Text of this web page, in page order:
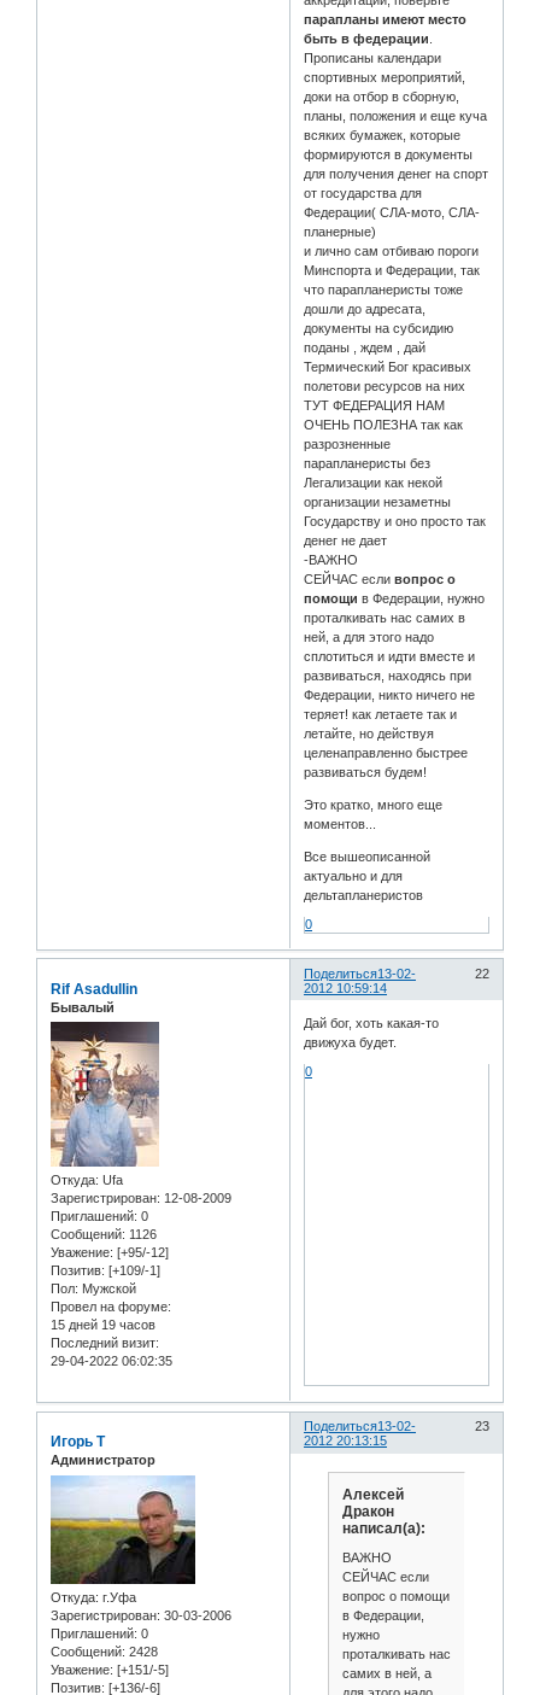
парапланы имеют место
быть в федерации
Прописаны календари
спортивных мероприятий,
доки на отбор в сборную,
планы, положения и еще куча
всяких бумажек, которые
формируются в документы
для получения денег на спорт
от государства для
Федерации( СЛА-мото, СЛА-
планерные)
и лично сам отбиваю пороги
Минспорта и Федерации, так
что парапланеристы тоже
дошли до адресата,
документы на субсидию
поданы , ждем , дай
Термический Бог красивых
полетови ресурсов на них
ТУТ ФЕДЕРАЦИЯ НАМ
ОЧЕНЬ ПОЛЕЗНА так как
разрозненные
парапланеристы без
Легализации как некой
организации незаметны
Государству и оно просто так
денег не дает
-ВАЖНО
СЕЙЧАС есливопрос о
помощи в Федерации, нужно
проталкивать нас самих в
ней, а для этого надо
сплотиться и идти вместе и
развиваться, находясь при
Федерации, никто ничего не
теряет! как летаете так и
летайте, но действуя
целенаправленно быстрее
развиваться будем!
Это кратко, много еще
моментов...
Все вышеописанной
актуально и для
дельтапланеристов
0
Поделиться 22
13-02-
2012 10:59:14
Rif Asadullin
Бывалый
Откуда: Ufa
Зарегистрирован: 12-08-2009
Приглашений: 0
Сообщений: 1126
Уважение: [+95/-12]
Позитив: [+109/-1]
Пол: Мужской
Провел на форуме:
15 дней 19 часов
Последний визит:
29-04-2022 06:02:35
Дай бог, хоть какая-то
движуха будет.
0
Поделиться 23
13-02-
2012 20:13:15
Игорь Т
Администратор
Откуда: г.Уфа
Зарегистрирован: 30-03-2006
Приглашений: 0
Сообщений: 2428
Уважение: [+151/-5]
Позитив: [+136/-6]
Алексей
Дракон
написал(а):
ВАЖНО
СЕЙЧАС если
вопрос о помощи
в Федерации,
нужно
проталкивать нас
самих в ней, а
для этого надо